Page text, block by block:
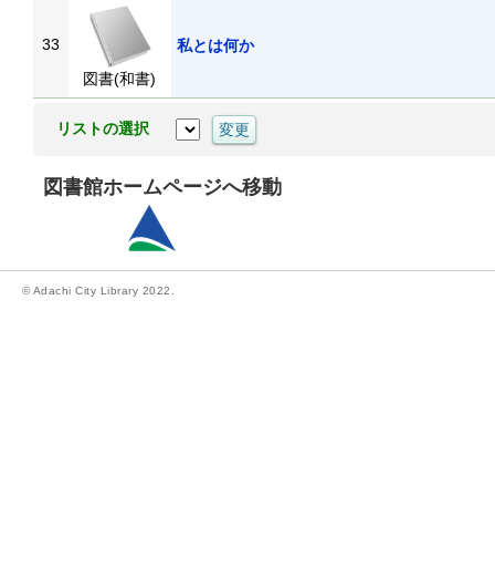
33
図書(和書)
私とは何か
リストの選択
図書館ホームページへ移動
© Adachi City Library 2022.